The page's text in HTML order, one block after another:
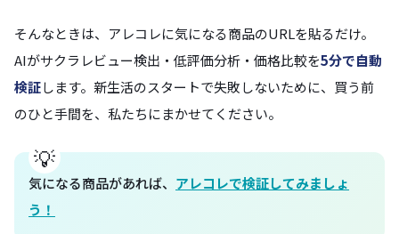
そんなときは、アレコレに気になる商品のURLを貼るだけ。
AIがサクラレビュー検出・低評価分析・価格比較を5分で自動
検証します。新生活のスタートで失敗しないために、買う前
のひと手間を、私たちにまかせてください。
気になる商品があれば、 アレコレで検証してみましょ
う！